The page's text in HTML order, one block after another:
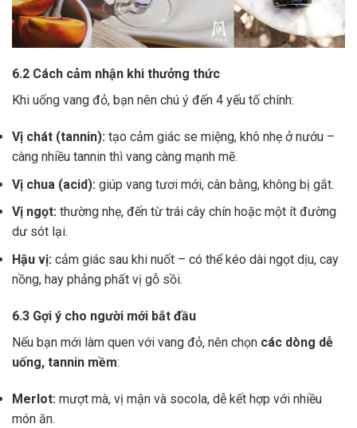
6.2 Cách cảm nhận khi thưởng thức
Khi uống vang đỏ, bạn nên chú ý đến 4 yếu tố chính:
Vị chát (tannin): tạo cảm giác se miệng, khô nhẹ ở nướu –
càng nhiều tannin thì vang càng mạnh mẽ.
Vị chua (acid): giúp vang tươi mới, cân bằng, không bị gắt.
Vị ngọt: thường nhẹ, đến từ trái cây chín hoặc một ít đường
dư sót lại.
Hậu vị: cảm giác sau khi nuốt – có thể kéo dài ngọt dịu, cay
nồng, hay phảng phất vị gỗ sồi.
6.3 Gợi ý cho người mới bắt đầu
Nếu bạn mới làm quen với vang đỏ, nên chọn các dòng dễ
uống, tannin mềm:
Merlot: mượt mà, vị mận và socola, dễ kết hợp với nhiều
món ăn.